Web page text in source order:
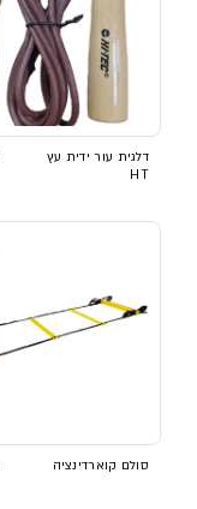
דלגית עור ידית עץ
HT
סולם קוארדינציה